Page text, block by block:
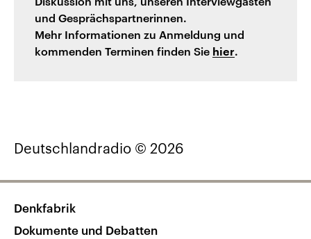
und Gesprächspartnerinnen.
Mehr Informationen zu Anmeldung und
kommenden Terminen finden Sie hier.
Deutschlandradio © 2026
Denkfabrik
Dokumente und Debatten